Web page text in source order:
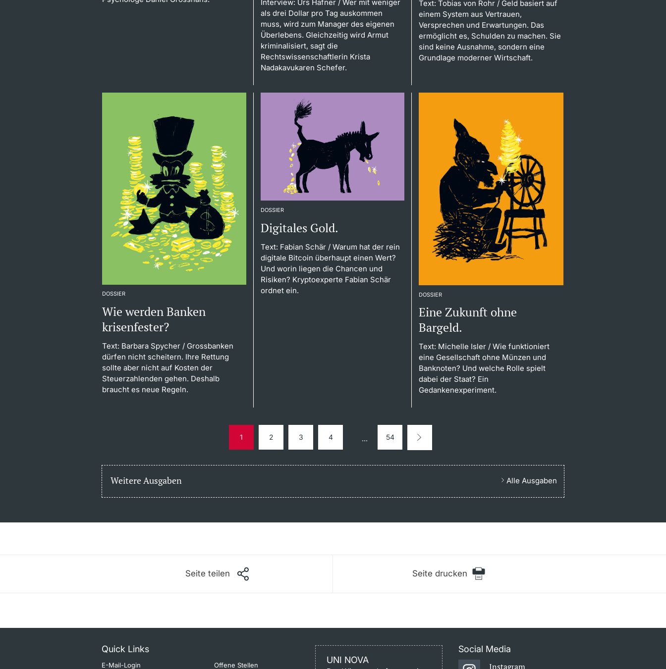
Interview: Urs Hafner/ Wer mit weniger
als drei Dollar pro Tag auskommen
muss, wird zum Manager des eigenen
Überlebens. Gleichzeitig wird Armut
kriminalisiert, sagt die
Rechtswissenschaftlerin Krista
Nadakavukaren Schefer.
Text: Tobias von Rohr / Geld basiert auf
einem System aus Vertrauen,
Versprechen und Erwartungen. Das
ermöglicht es, Schulden zu machen. Sie
sind keine Ausnahme, sondern eine
Grundlage moderner Wirtschaft.
DOSSIER
Wie werden Banken
krisenfester?
Text: Barbara Spycher / Grossbanken
dürfen nicht scheitern. Ihre Rettung
sollte aber nicht auf Kosten der
Steuerzahlenden gehen. Deshalb
braucht es neue Regeln.
DOSSIER
Digitales Gold.
Text: Fabian Schär/ Warum hat der rein
digitale Bitcoin überhaupt einen Wert?
Und worin liegen die Chancen und
Risiken? Kryptoexperte Fabian Schär
ordnet ein.
DOSSIER
Eine Zukunft ohne
Bargeld.
Text: Michelle Isler / Wie funktioniert
eine Gesellschaft ohne Münzen und
Banknoten? Und welche Rolle spielt
dabei der Staat? Ein
Gedankenexperiment.
1 2 3 4 ... 54
Weitere Ausgaben Alle Ausgaben
Seite teilen Seite drucken
Quick Links
E-Mail-Login Offene Stellen UNI NOVA
Social Media
Instagram